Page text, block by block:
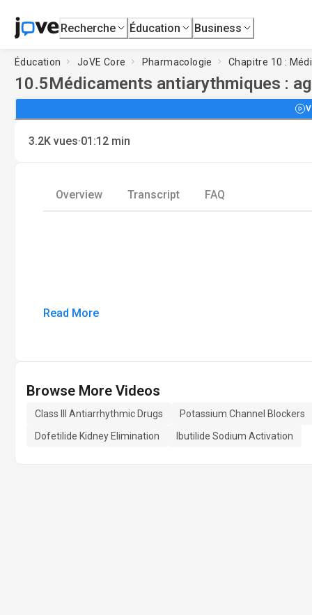
Recherche Éducation Business
Éducation JoVE Core Pharmacologie Chapitre 10 :
10.5Médicaments antiarythmiques :
3.2K vues·01:12 min
Overview Transcript FAQ
Read More
Browse More Videos
Class III Antiarrhythmic Drugs
Potassium Channel Blockers
Dofetilide Kidney Elimination
Ibutilide Sodium Activation